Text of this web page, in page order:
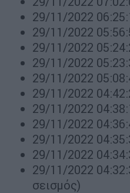
29/11/2022
29/11/2022
29/11/2022
29/11/2022
29/11/2022
29/11/2022
29/11/2022
29/11/2022
29/11/2022
29/11/2022
29/11/2022
σεισμός)